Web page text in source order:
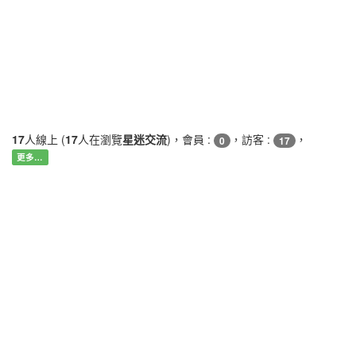
17人線上 (17人在瀏覽星迷交流)，會員 : 0 ，訪客 : 17 ，
更多…